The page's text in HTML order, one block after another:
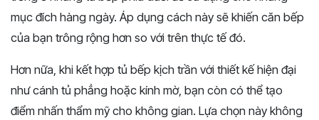
mục đích hàng ngày. Áp dụng cách này sẽ khiến căn bếp
của bạn trông rộng hơn so với trên thực tế đó.
Hơn nữa, khi kết hợp tủ bếp kịch trần với thiết kế hiện đại
như cánh tủ phẳng hoặc kính mờ, bạn còn có thể tạo
điểm nhấn thẩm mỹ cho không gian. Lựa chọn này không